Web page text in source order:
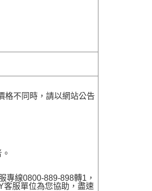
格不同時，請以網站公告
專線0800-889-898轉1，
客服單位為您協助，盡速